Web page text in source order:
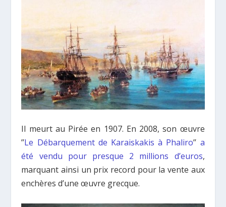
Il meurt au Pirée en 1907. En 2008, son œuvre
’’Le Débarquement de Karaiskakis à Phaliro’’ a
été vendu pour presque 2 millions d’euros,
marquant ainsi un prix record pour la vente aux
enchères d’une œuvre grecque.